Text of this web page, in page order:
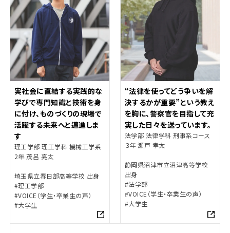
実社会に直結する実践的な
学びで専門知識と技術を身
に付け、ものづくりの現場で
活躍する未来へと邁進しま
す
理工学部 理工学科 機械工学系
2年 茂呂 亮太
埼玉県立春日部高等学校 出身
#理工学部
#VOICE（学生・卒業生の声）
#大学生
“法律を使ってどう争いを解
決するかが重要”という教え
を胸に、警察官を目指して充
実した日々を送っています。
法学部 法律学科 刑事系コース
３年 瀬戸 孝太
静岡県沼津市立沼津高等学校
出身
#法学部
#VOICE（学生・卒業生の声）
#大学生